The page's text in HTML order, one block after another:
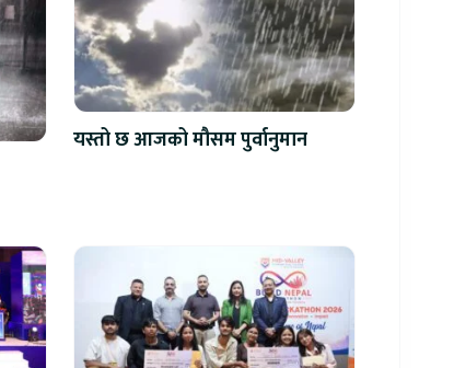
यस्तो छ आजको मौसम पुर्वानुमान